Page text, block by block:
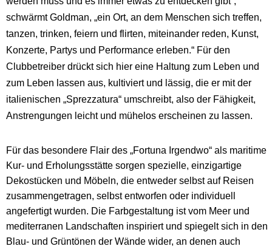
schwärmt Goldman, „ein Ort, an dem Menschen sich treffen,
tanzen, trinken, feiern und flirten, miteinander reden, Kunst,
Konzerte, Partys und Performance erleben.“ Für den
Clubbetreiber drückt sich hier eine Haltung zum Leben und
zum Leben lassen aus, kultiviert und lässig, die er mit der
italienischen „Sprezzatura“ umschreibt, also der Fähigkeit,
Anstrengungen leicht und mühelos erscheinen zu lassen.
Für das besondere Flair des „Fortuna Irgendwo“ als maritime
Kur- und Erholungsstätte sorgen spezielle, einzigartige
Dekostücken und Möbeln, die entweder selbst auf Reisen
zusammengetragen, selbst entworfen oder individuell
angefertigt wurden. Die Farbgestaltung ist vom Meer und
mediterranen Landschaften inspiriert und spiegelt sich in den
Blau- und Grüntönen der Wände wider, an denen auch